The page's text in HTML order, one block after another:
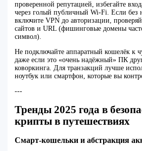
проверенной репутацией, избегайте
через голый публичный Wi‑Fi. Если без
включите VPN до авторизации,
сайтов и URL (фишинговые домены
символ).
Не подключайте аппаратный кошелёк к
даже если это «очень надёжный» ПК
коворкинга. Для транзакций лучше
ноутбук или смартфон, которые вы
---
Тренды 2025 года в
крипты в путешествиях
Смарт-кошельки и абстракция